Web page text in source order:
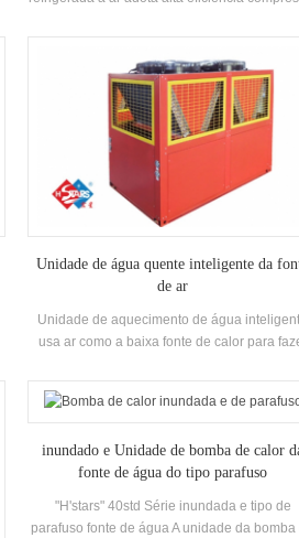
desenvolvido e fabricado alta eficiência
and-Tube Trocador de calor e trocador de
da bobina, usando R22, R134A, R407C
refrigerante
Unidade de água quente inteligente da
de ar
Unidade de aquecimento de água
usa ar como a baixa fonte de calor para
eficiente e ambientalmente amigável.
inundado e Unidade de bomba de calor
fonte de água do tipo parafuso
"H'stars" 40std Série inundada e tipo de
parafuso fonte de água A unidade da bomba